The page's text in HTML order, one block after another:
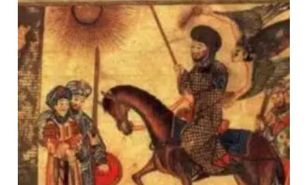
PROMOÇÃO!